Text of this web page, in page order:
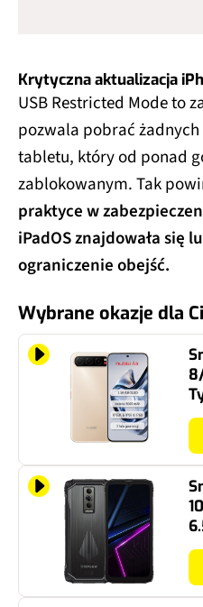
Krytyczna aktualizacja
USB Restricted Mode to
pozwala pobrać
tabletu, który od ponad
zablokowanym. Tak
praktyce w
iPadOS znajdowała się
ograniczenie obejść.
Wybrane okazje dla